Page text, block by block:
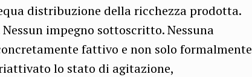
distribuzione della ricchezza prodotta.
impegno sottoscritto. Nessuna
fattivo e non solo formalmente
lo stato di agitazione,